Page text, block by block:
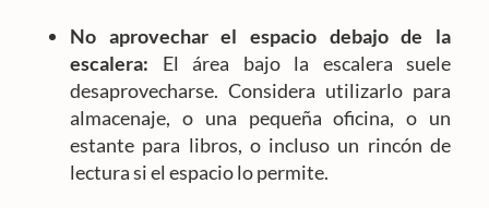
No aprovechar el espacio debajo de la
escalera: El área bajo la escalera suele
desaprovecharse. Considera utilizarlo para
almacenaje, o una pequeña oficina, o un
estante para libros, o incluso un rincón de
lectura si el espacio lo permite.